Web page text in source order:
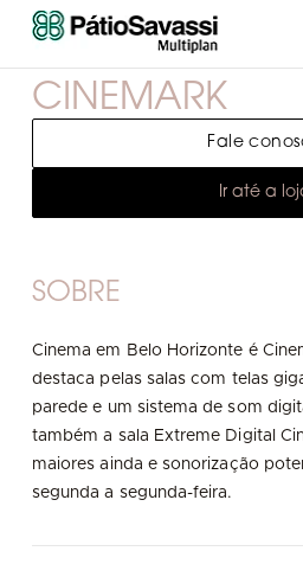
CINEMARK
Fale
Ir até a
SOBRE
Cinema em Belo Horizonte é
destaca pelas salas com telas
parede e um sistema de som
também a sala Extreme Digital
maiores ainda e sonorização
segunda a segunda-feira.